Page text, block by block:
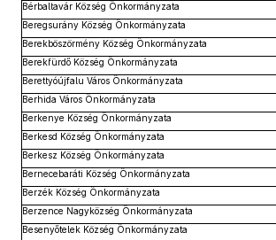
Bérbaltavár Község Önkormányzata
Beregsurány Község Önkormányzata
Berekböszörmény Község Önkormányzata
Berekfürdő Község Önkormányzata
Berettyóújfalu Város Önkormányzata
Berhida Város Önkormányzata
Berkenye Község Önkormányzata
Berkesd Község Önkormányzata
Berkesz Község Önkormányzata
Bernecebaráti Község Önkormányzata
Berzék Község Önkormányzata
Berzence Nagyközség Önkormányzata
Besenyőtelek Község Önkormányzata